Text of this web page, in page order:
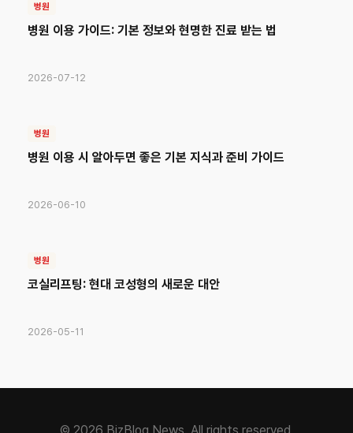
병원
병원 이용 가이드: 기본 정보와 현명한 진료 받는 법
2026-07-12
병원
병원 이용 시 알아두면 좋은 기본 지식과 준비 가이드
2026-06-10
병원
코실리프팅: 현대 코성형의 새로운 대안
2026-05-11